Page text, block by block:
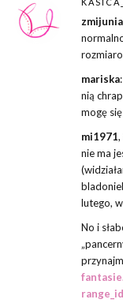
zmijunia
mariska
nią
mogę
mi1971,
nie ma
lutego,
No i